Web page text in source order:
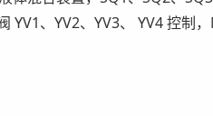
YV1、YV2、YV3、 YV4 控制